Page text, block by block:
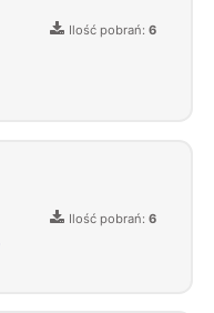
Ilość pobrań: 6
Ilość pobrań: 6